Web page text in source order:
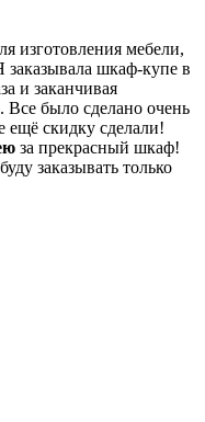
изготовления мебели,
шкаф-купе в
и заканчивая
было сделано очень
ещё скидку сделали!
за прекрасный шкаф!
заказывать только